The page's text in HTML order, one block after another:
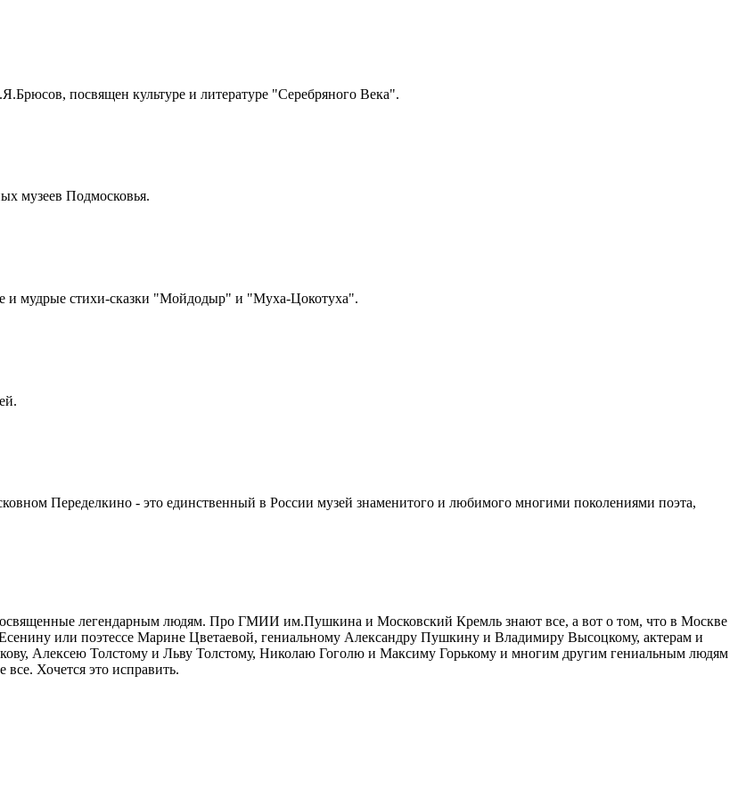
посвящен культуре и литературе "Серебряного Века".
музеев Подмосковья.
и мудрые стихи-сказки "Мойдодыр" и "Муха-Цокотуха".
Переделкино - это единственный в России музей знаменитого и любимого многими поколениями поэта,
легендарным людям. Про ГМИИ им.Пушкина и Московский Кремль знают все, а вот о том, что в Москве
или поэтессе Марине Цветаевой, гениальному Александру Пушкину и Владимиру Высоцкому, актерам и
Алексею Толстому и Льву Толстому, Николаю Гоголю и Максиму Горькому и многим другим гениальным людям
Хочется это исправить.